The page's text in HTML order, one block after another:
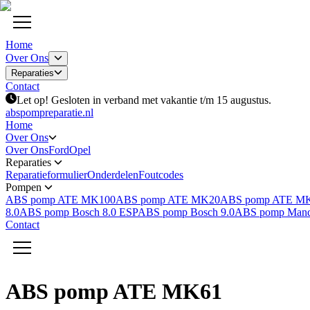
Home
Over Ons
Reparaties
Contact
Let op! Gesloten in verband met vakantie t/m 15 augustus.
abspompreparatie.nl
Home
Over Ons
Over OnsFordOpel
Reparaties
ReparatieformulierOnderdelenFoutcodes
Pompen
ABS pomp ATE MK100ABS pomp ATE MK20ABS pomp ATE
8.0ABS pomp Bosch 8.0 ESPABS pomp Bosch 9.0ABS pomp
Contact
ABS pomp ATE MK61